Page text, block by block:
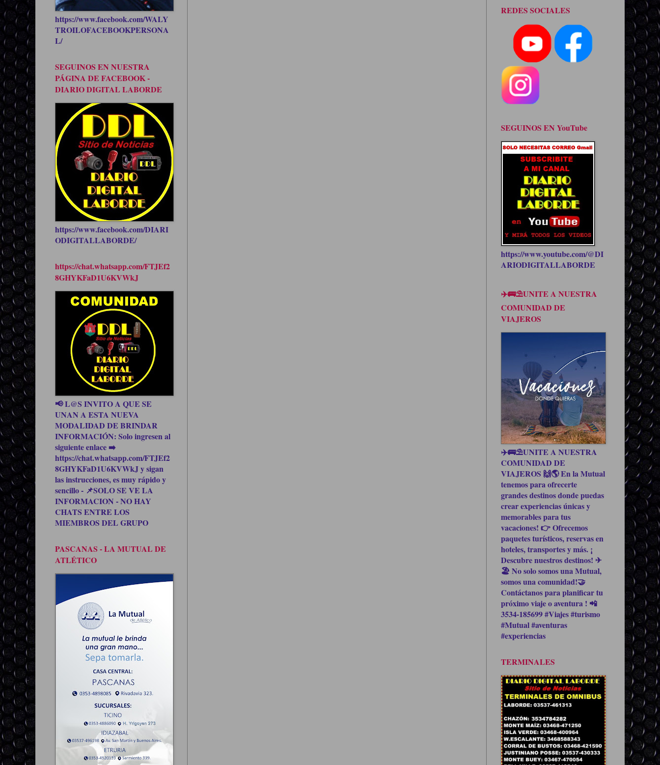
https://www.facebook.com/WALY
TROILOFACEBOOKPERSONA
L/
SEGUINOS EN NUESTRA
PÁGINA DE FACEBOOK -
DIARIO DIGITAL LABORDE
https://www.facebook.com/DIARI
ODIGITALLABORDE/
https://chat.whatsapp.com/FTJEf2
8GHYKFaD1U6KVWkJ
📢 L@S INVITO A QUE SE
UNAN A ESTA NUEVA
MODALIDAD DE BRINDAR
INFORMACIÓN: Solo ingresen al
siguiente enlace ➡️
https://chat.whatsapp.com/FTJEf2
8GHYKFaD1U6KVWkJ y sigan
las instrucciones, es muy rápido y
sencillo - 📌SOLO SE VE LA
INFORMACION - NO HAY
CHATS ENTRE LOS
MIEMBROS DEL GRUPO
PASCANAS - LA MUTUAL DE
ATLÉTICO
REDES SOCIALES
SEGUINOS EN YouTube
https://www.youtube.com/@DI
ARIODIGITALLABORDE
✈️🚌⛱UNITE A NUESTRA
COMUNIDAD DE
VIAJEROS
✈️🚌⛱UNITE A NUESTRA
COMUNIDAD DE
VIAJEROS 🙌🌎 En la Mutual
tenemos para ofrecerte
grandes destinos donde puedas
crear experiencias únicas y
memorables para tus
vacaciones! 👉 Ofrecemos
paquetes turísticos, reservas en
hoteles, transportes y más. ¡
Descubre nuestros destinos! ✈
🏖 No solo somos una Mutual,
somos una comunidad!🤝
Contáctanos para planificar tu
próximo viaje o aventura ! 📲
3534-185699 #Viajes #turismo
#Mutual #aventuras
#experiencias
TERMINALES